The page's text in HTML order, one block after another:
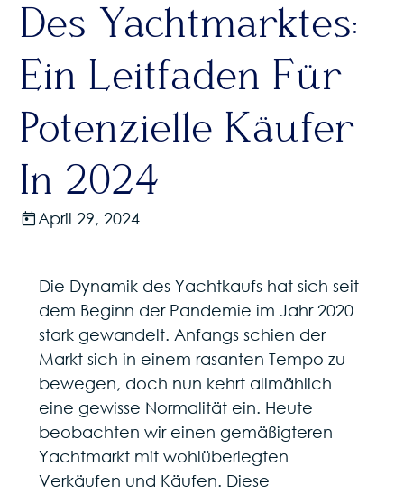
Des Yachtmarktes:
Ein Leitfaden Für
Potenzielle Käufer
In 2024
April 29, 2024
Die Dynamik des Yachtkaufs hat sich seit
dem Beginn der Pandemie im Jahr 2020
stark gewandelt. Anfangs schien der
Markt sich in einem rasanten Tempo zu
bewegen, doch nun kehrt allmählich
eine gewisse Normalität ein. Heute
beobachten wir einen gemäßigteren
Yachtmarkt mit wohlüberlegten
Verkäufen und Käufen. Diese